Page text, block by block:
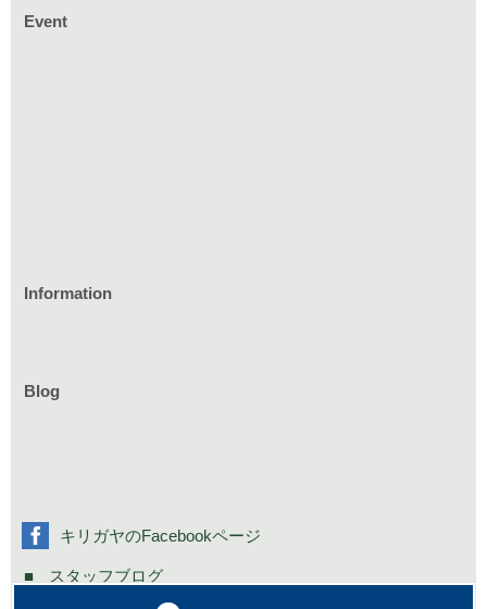
Event
家づくりのイベント情報
Information
お知らせ一覧
Blog
社長の不定期日記
スタッフブログ
キリガヤのFacebookページ